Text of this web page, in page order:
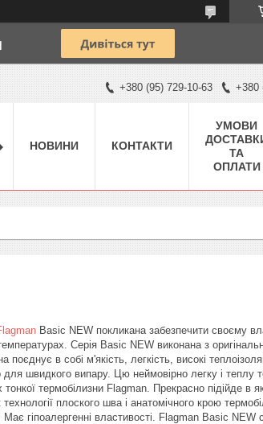
+380 (95) 729-10-63 +380
НОВИНИ КОНТАКТИ
УМОВИ
ТА
ОПЛАТИ
Basic NEW покликана забезпечити своєму
Серія Basic NEW виконана з
в собі м'якість, легкість, високі
для швидкого випару. Цю неймовірно легку і теплу
тонкої термобілизни Flagman. Прекрасно підійде в
плоского шва і анатомічного крою
Має гіпоалергенні властивості. Flagman Basic